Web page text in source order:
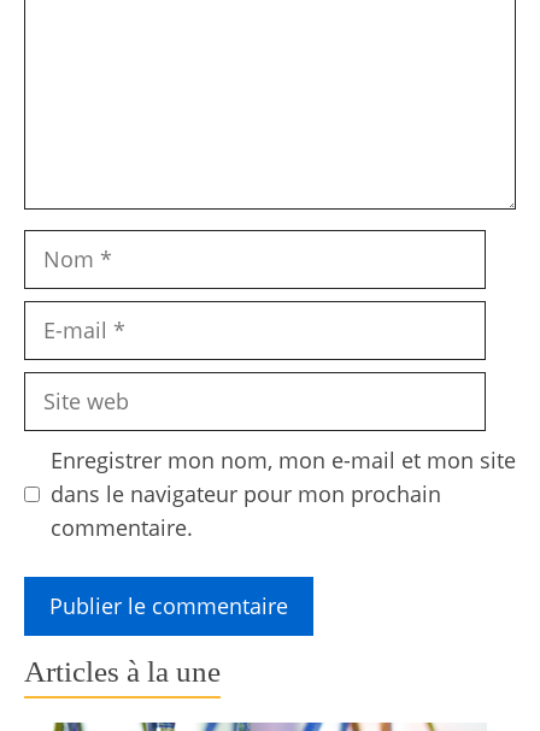
Nom
Site
Enregistrer mon nom, mon e-mail et mon site
dans le navigateur pour mon prochain
commentaire.
Articles à la une